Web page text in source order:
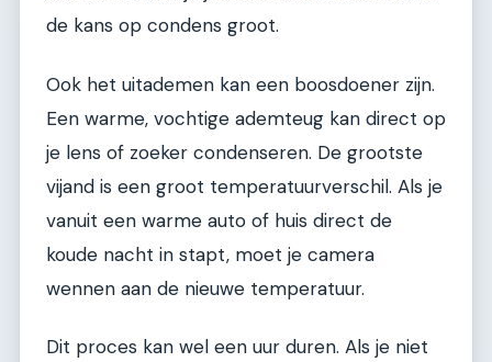
de kans op condens groot.
Ook het uitademen kan een boosdoener zijn.
Een warme, vochtige ademteug kan direct op
je lens of zoeker condenseren. De grootste
vijand is een groot temperatuurverschil. Als je
vanuit een warme auto of huis direct de
koude nacht in stapt, moet je camera
wennen aan de nieuwe temperatuur.
Dit proces kan wel een uur duren. Als je niet